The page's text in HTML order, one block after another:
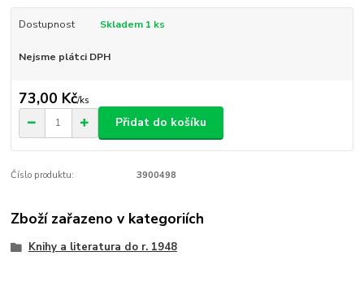
Dostupnost Skladem 1 ks
Nejsme plátci DPH
73,00 Kč/ks
Přidat do košíku
Číslo produktu: 3900498
Zboží zařazeno v kategoriích
Knihy a literatura do r. 1948